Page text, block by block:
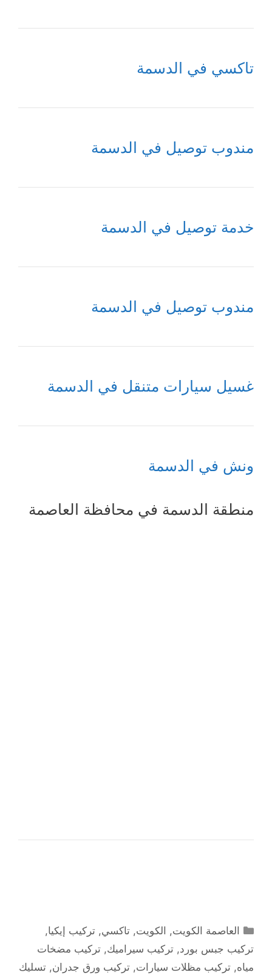
تاكسي في الدسمة
مندوب توصيل في الدسمة
خدمة توصيل في الدسمة
مندوب توصيل في الدسمة
غسيل سيارات متنقل في الدسمة
ونش في الدسمة
منطقة الدسمة في محافظة العاصمة
التصنيفات
العاصمة الكويت, الكويت,تاكسي,تركيب إيكيا,
تركيب جبس بورد, تركيب سيراميك, تركيب مضخات
مياه, تركيب مظلات سيارات, تركيب ورق جدران, تسليك